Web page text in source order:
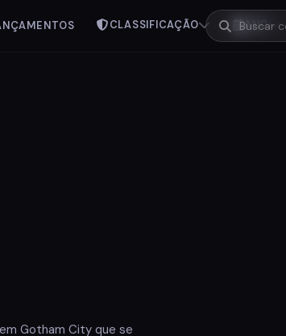
CLASSIFICAÇÃO ANO
Gotham City que se